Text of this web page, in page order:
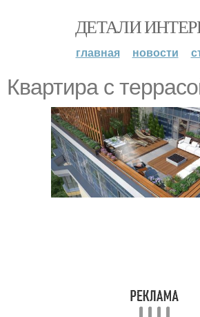
ДЕТАЛИ
главная новости
Квартира с